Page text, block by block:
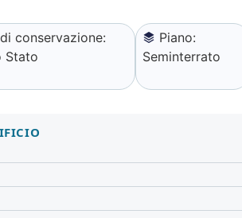
conservazione:
Stato
Piano:
Seminterrato